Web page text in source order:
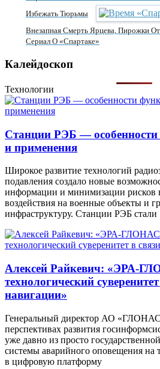
Избежать Тюрьмы
Внезапная Смерть Ярцева, Пирожки
Сериал О «Спартаке»
Калейдоскоп
Технологии
Станции РЭБ —
и применения
Широкое развитие технологий
подавления создало новые
информации и минимизации рисков
воздействия на военные объекты и
инфраструктуру. Станции РЭБ стали
Алексей Райкевич: «ЭРА-
технологический
навигации»
Генеральный директор АО
перспективах развития
уже давно из просто
системы аварийного оповещения на
в цифровую платформу